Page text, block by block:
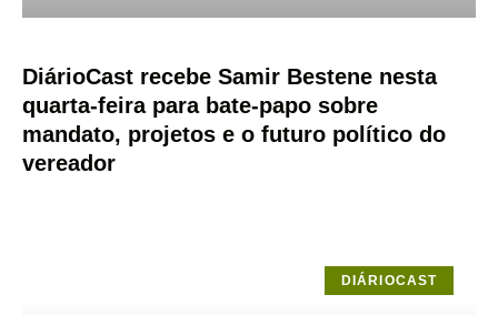
DiárioCast recebe Samir Bestene nesta
quarta-feira para bate-papo sobre
mandato, projetos e o futuro político do
vereador
DIÁRIOCAST